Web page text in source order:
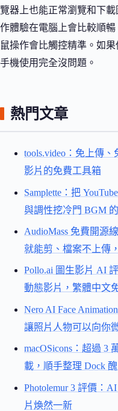
覽器上也能正常瀏覽和下
作體驗在電腦上會比較順
鼠操作會比觸控精準。如
手機使用完全沒問題。
熱門文章
tools.video：免上傳
影片的免費工具箱
Samplette：把
與調性挖冷門 BGM
AudioMass 免費開源
就能剪、檔案不上傳
Pollo.ai 圖生影片 AI
動態影片，繁體中文
Nero AI Face
讓照片人物可以向你
macOSicons：超過 3
載，順手整理 Dock
Photolemur 3 評價：
片煥然一新